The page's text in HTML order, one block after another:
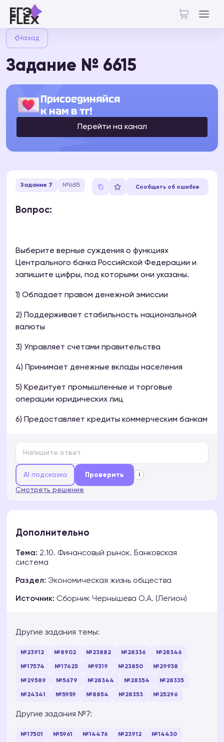
Назад
Задание № 6615
Присоединяйся
к нам в тг!
Перейти на канал
Задание 7 №6615 Сообщить об ошибке
Вопрос:
Выберите верные суждения о функциях
Центрального банка Российской Федерации и
запишите цифры, под которыми они указаны.
1) Обладает правом денежной эмиссии
2) Поддерживает стабильность национальной
валюты
3) Управляет счетами правительства
4) Принимает денежные вклады населения
5) Кредитует промышленные и торговые
операции юридических лиц
6) Предоставляет кредиты коммерческим банкам
AI подсказка Проверить i
Смотреть решение
Дополнительно
Тема: 2.10. Финансовый рынок. Банковская
система
Раздел: Экономическая жизнь общества
Источник: Сборник Чернышева О.А. (Легион)
Другие задания темы:
№23912 №8902 №23882 №28336 №28346
№17574 №17625 №9319 №23850 №29938
№29589 №5679 №28344 №28354 №28335
№24341 №5959 №8854 №28353 №25296
Другие задания №7:
№17501 №5961 №14476 №23912 №14430